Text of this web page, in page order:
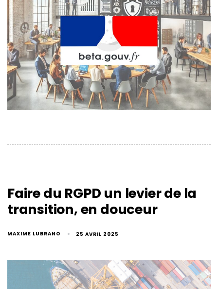
Faire du RGPD un levier de la
transition, en douceur
MAXIME LUBRANO 25 AVRIL 2025